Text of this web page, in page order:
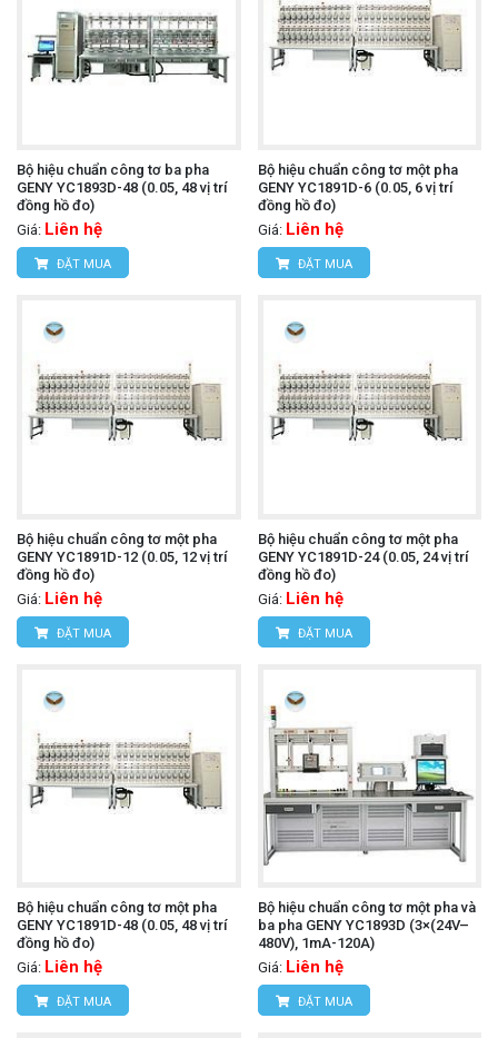
Bộ hiệu chuẩn công tơ ba pha
GENY YC1893D-48 (0.05, 48 vị trí
đồng hồ đo)
Giá: Liên hệ
ĐẶT MUA
Bộ hiệu chuẩn công tơ một pha
GENY YC1891D-6 (0.05, 6 vị trí
đồng hồ đo)
Giá: Liên hệ
ĐẶT MUA
Bộ hiệu chuẩn công tơ một pha
GENY YC1891D-12 (0.05, 12 vị trí
đồng hồ đo)
Giá: Liên hệ
ĐẶT MUA
Bộ hiệu chuẩn công tơ một pha
GENY YC1891D-24 (0.05, 24 vị trí
đồng hồ đo)
Giá: Liên hệ
ĐẶT MUA
Bộ hiệu chuẩn công tơ một pha
GENY YC1891D-48 (0.05, 48 vị trí
đồng hồ đo)
Giá: Liên hệ
ĐẶT MUA
Bộ hiệu chuẩn công tơ một pha và
ba pha GENY YC1893D (3×(24V–
480V), 1mA-120A)
Giá: Liên hệ
ĐẶT MUA